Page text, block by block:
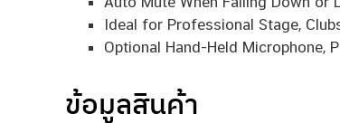
Ideal for Professional Stage,
Optional Hand-Held Microphone,
ข้อมูลสินค้า